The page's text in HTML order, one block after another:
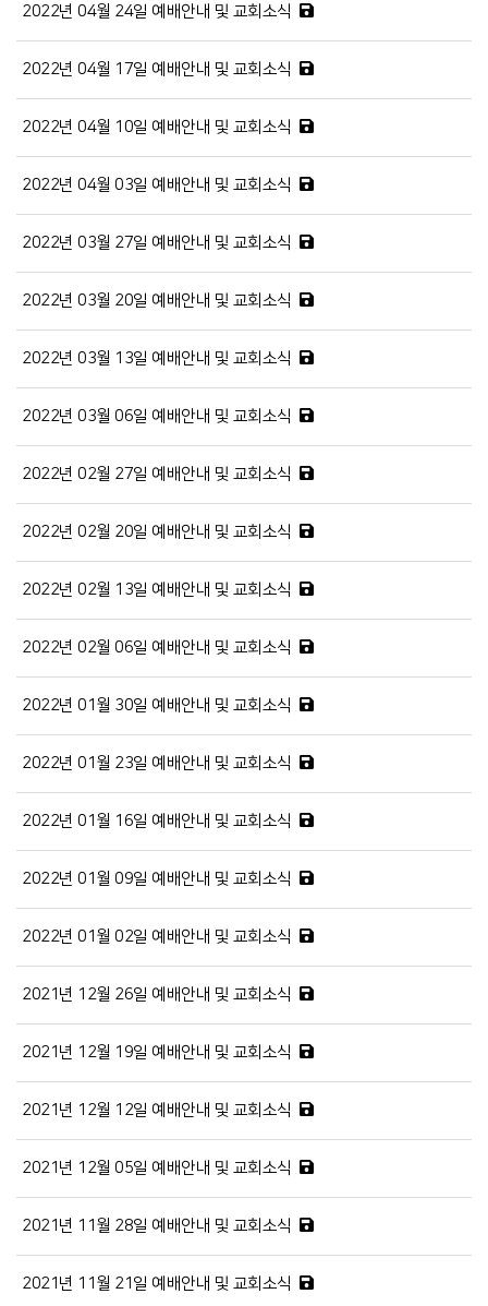
2022년 04월 24일 예배안내 및 교회소식
2022년 04월 17일 예배안내 및 교회소식
2022년 04월 10일 예배안내 및 교회소식
2022년 04월 03일 예배안내 및 교회소식
2022년 03월 27일 예배안내 및 교회소식
2022년 03월 20일 예배안내 및 교회소식
2022년 03월 13일 예배안내 및 교회소식
2022년 03월 06일 예배안내 및 교회소식
2022년 02월 27일 예배안내 및 교회소식
2022년 02월 20일 예배안내 및 교회소식
2022년 02월 13일 예배안내 및 교회소식
2022년 02월 06일 예배안내 및 교회소식
2022년 01월 30일 예배안내 및 교회소식
2022년 01월 23일 예배안내 및 교회소식
2022년 01월 16일 예배안내 및 교회소식
2022년 01월 09일 예배안내 및 교회소식
2022년 01월 02일 예배안내 및 교회소식
2021년 12월 26일 예배안내 및 교회소식
2021년 12월 19일 예배안내 및 교회소식
2021년 12월 12일 예배안내 및 교회소식
2021년 12월 05일 예배안내 및 교회소식
2021년 11월 28일 예배안내 및 교회소식
2021년 11월 21일 예배안내 및 교회소식